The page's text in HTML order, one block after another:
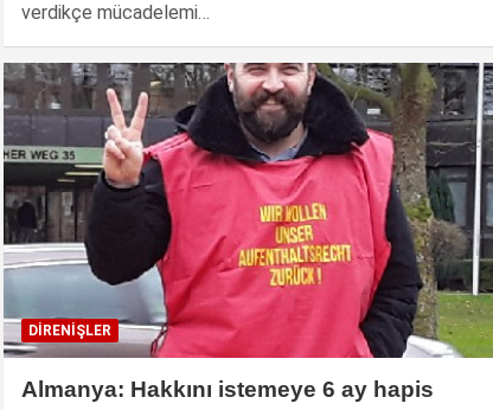
verdikçe mücadelemi…
DIRENIŞLER
Almanya: Hakkını istemeye 6 ay hapis